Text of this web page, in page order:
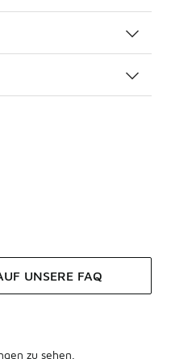
UNSERE FAQ
zu sehen.